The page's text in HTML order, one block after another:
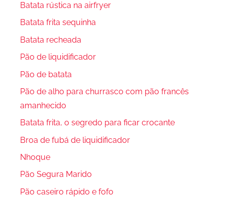
Batata rústica na airfryer
Batata frita sequinha
Batata recheada
Pão de liquidificador
Pão de batata
Pão de alho para churrasco com pão francês
amanhecido
Batata frita, o segredo para ficar crocante
Broa de fubá de liquidificador
Nhoque
Pão Segura Marido
Pão caseiro rápido e fofo